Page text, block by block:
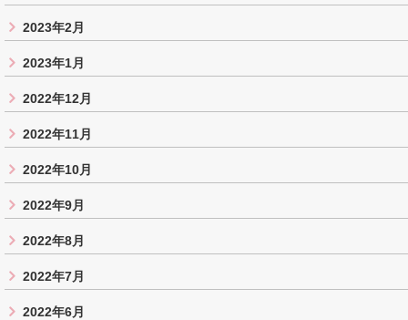
2023年2月
2023年1月
2022年12月
2022年11月
2022年10月
2022年9月
2022年8月
2022年7月
2022年6月